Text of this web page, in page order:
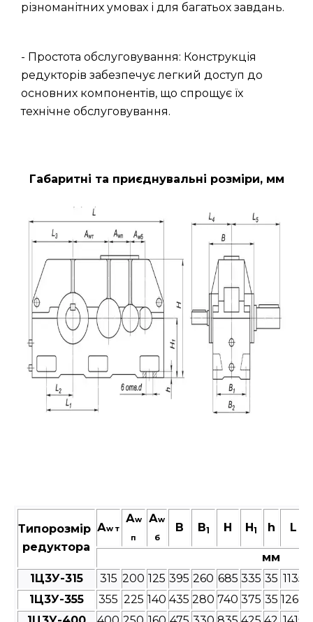
різноманітних умовах і для багатьох завдань.
- Простота обслуговування: Конструкція
редукторів забезпечує легкий доступ до
основних компонентів, що спрощує їх
технічне обслуговування.
Габаритні та приєднувальні розміри, мм
Типорозмір
редуктора
Аw т
Аw
п
Аw
б
В B1 Н H1 h L
мм
1Ц3У-315
315 200 125 395 260 685 335 35 1135
1Ц3У-355
355 225 140 435 280 740 375 35 1260